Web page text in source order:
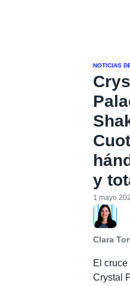
NOTICIAS
y
Clara
1 mayo
El cruce
Crystal